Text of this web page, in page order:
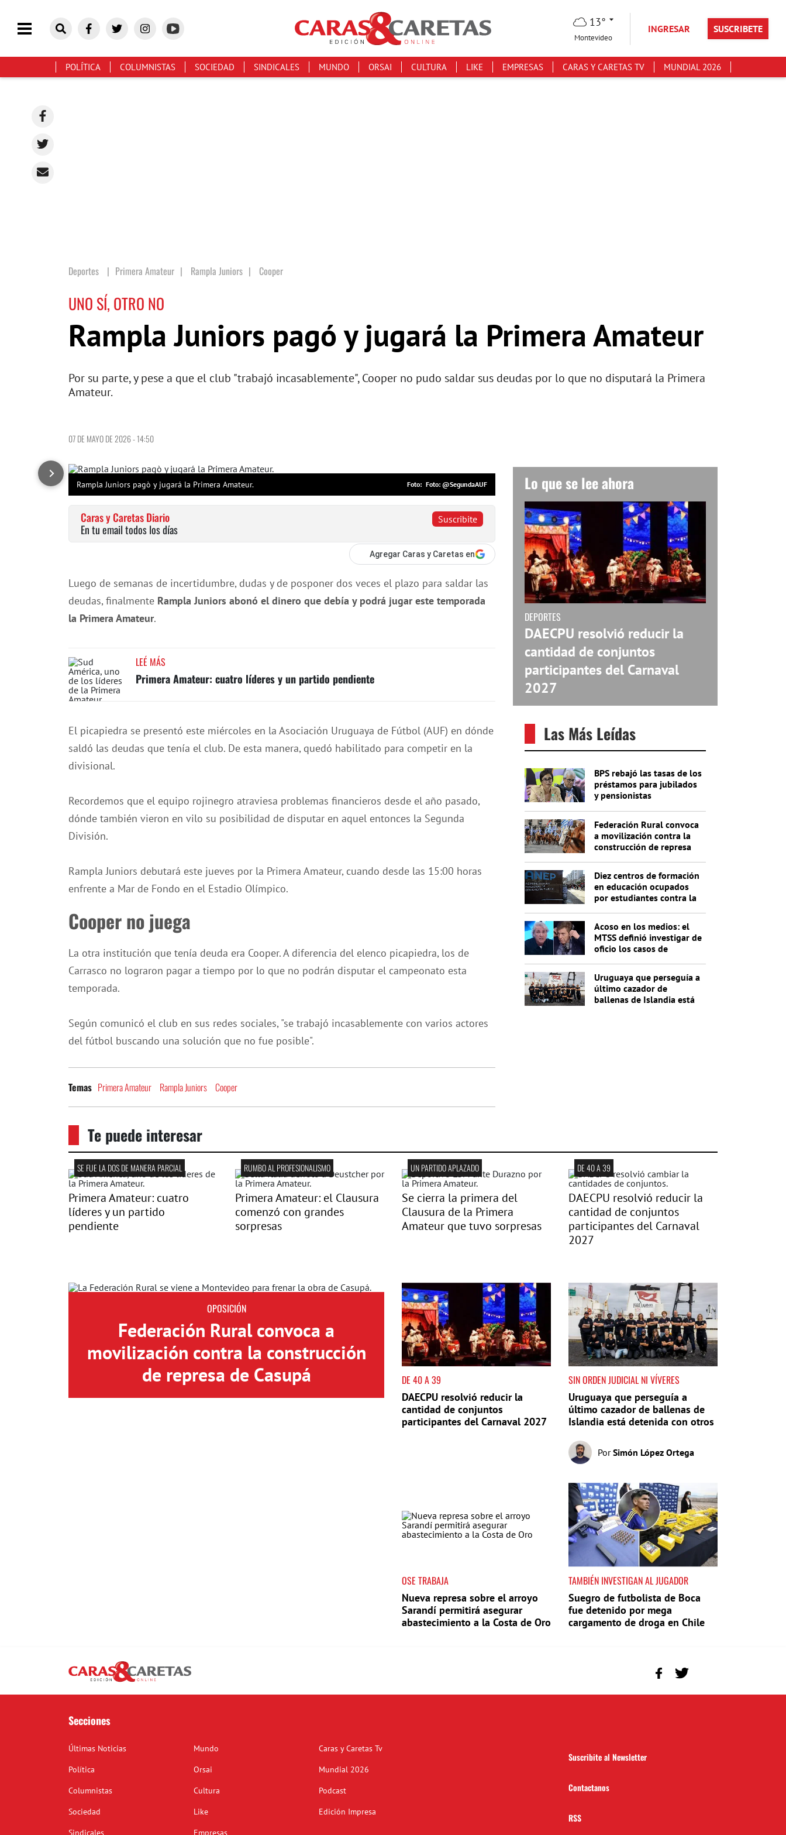
13°
Montevideo
INGRESAR SUSCRIBETE
POLÍTICA COLUMNISTAS SOCIEDAD SINDICALES MUNDO ORSAI CULTURA LIKE EMPRESAS CARAS Y CARETAS TV MUNDIAL 2026
Deportes Primera Amateur | Rampla Juniors | Cooper
UNO SÍ, OTRO NO
Rampla Juniors pagó y jugará la Primera Amateur
Por su parte, y pese a que el club "trabajó incasablemente", Cooper no pudo saldar sus deudas por lo que no disputará la Primera
Amateur.
07 DE MAYO DE 2026 - 14:50
Rampla Juniors pagò y jugará la Primera Amateur. Foto: @SegundaAUF
Suscribite
Caras y Caretas Diario
En tu email todos los días
Agregar Caras y Caretas en
Luego de semanas de incertidumbre, dudas y de posponer dos veces el plazo para saldar las
deudas, finalmente Rampla Juniors abonó el dinero que debía y podrá jugar este temporada
la Primera Amateur.
LEÉ MÁS
Primera Amateur: cuatro líderes y un partido pendiente
El picapiedra se presentó este miércoles en la Asociación Uruguaya de Fútbol (AUF) en dónde
saldó las deudas que tenía el club. De esta manera, quedó habilitado para competir en la
divisional.
Recordemos que el equipo rojinegro atraviesa problemas financieros desde el año pasado,
dónde también vieron en vilo su posibilidad de disputar en aquel entonces la Segunda
División.
Rampla Juniors debutará este jueves por la Primera Amateur, cuando desde las 15:00 horas
enfrente a Mar de Fondo en el Estadio Olímpico.
Cooper no juega
La otra institución que tenía deuda era Cooper. A diferencia del elenco picapiedra, los de
Carrasco no lograron pagar a tiempo por lo que no podrán disputar el campeonato esta
temporada.
Según comunicó el club en sus redes sociales, "se trabajó incasablemente con varios actores
del fútbol buscando una solución que no fue posible".
Temas Primera Amateur Rampla Juniors Cooper
Lo que se lee ahora
DEPORTES
DAECPU resolvió reducir la
cantidad de conjuntos
participantes del Carnaval
2027
Las Más Leídas
BPS rebajó las tasas de los
préstamos para jubilados
y pensionistas
Federación Rural convoca
a movilización contra la
construcción de represa
Diez centros de formación
en educación ocupados
por estudiantes contra la
Acoso en los medios: el
MTSS definió investigar de
oficio los casos de
Uruguaya que perseguía a
último cazador de
ballenas de Islandia está
Te puede interesar
SE FUE LA DOS DE MANERA PARCIAL
Primera Amateur: cuatro
líderes y un partido
pendiente
RUMBO AL PROFESIONALISMO
Primera Amateur: el Clausura
comenzó con grandes
sorpresas
UN PARTIDO APLAZADO
Se cierra la primera del
Clausura de la Primera
Amateur que tuvo sorpresas
DE 40 A 39
DAECPU resolvió reducir la
cantidad de conjuntos
participantes del Carnaval
2027
OPOSICIÓN
Federación Rural convoca a
movilización contra la construcción
de represa de Casupá
DE 40 A 39
DAECPU resolvió reducir la
cantidad de conjuntos
participantes del Carnaval 2027
SIN ORDEN JUDICIAL NI VÍVERES
Uruguaya que perseguía a
último cazador de ballenas de
Islandia está detenida con otros
PorSimón López Ortega
OSE TRABAJA
Nueva represa sobre el arroyo
Sarandí permitirá asegurar
abastecimiento a la Costa de Oro
TAMBIÉN INVESTIGAN AL JUGADOR
Suegro de futbolista de Boca
fue detenido por mega
cargamento de droga en Chile
Secciones
Últimas Noticias
Política
Columnistas
Sociedad
Mundo
Orsai
Cultura
Like
Caras y Caretas Tv
Mundial 2026
Podcast
Edición Impresa
Suscribite al Newsletter
Contactanos
RSS